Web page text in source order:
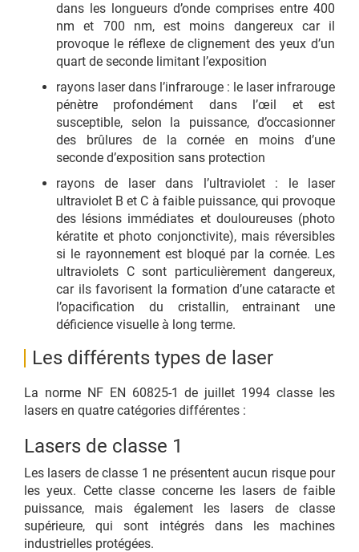
dans les longueurs d’onde comprises entre 400
nm et 700 nm, est moins dangereux car il
provoque le réflexe de clignement des yeux d’un
quart de seconde limitant l’exposition
rayons laser dans l’infrarouge : le laser infrarouge
pénètre profondément dans l’œil et est
susceptible, selon la puissance, d’occasionner
des brûlures de la cornée en moins d’une
seconde d’exposition sans protection
rayons de laser dans l’ultraviolet : le laser
ultraviolet B et C à faible puissance, qui provoque
des lésions immédiates et douloureuses (photo
kératite et photo conjonctivite), mais réversibles
si le rayonnement est bloqué par la cornée. Les
ultraviolets C sont particulièrement dangereux,
car ils favorisent la formation d’une cataracte et
l’opacification du cristallin, entrainant une
déficience visuelle à long terme.
Les différents types de laser
La norme NF EN 60825-1 de juillet 1994 classe les
lasers en quatre catégories différentes :
Lasers de classe 1
Les lasers de classe 1 ne présentent aucun risque pour
les yeux. Cette classe concerne les lasers de faible
puissance, mais également les lasers de classe
supérieure, qui sont intégrés dans les machines
industrielles protégées.